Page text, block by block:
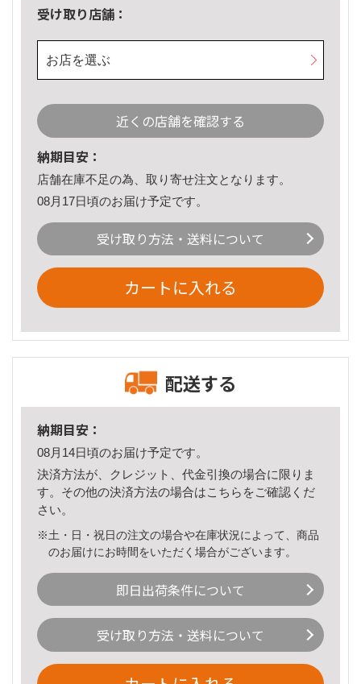
受け取り店舗：
お店を選ぶ
近くの店舗を確認する
納期目安：
店舗在庫不足の為、取り寄せ注文となります。
08月17日頃のお届け予定です。
受け取り方法・送料について
カートに入れる
配送する
納期目安：
08月14日頃のお届け予定です。
決済方法が、クレジット、代金引換の場合に限りま
す。その他の決済方法の場合はこちら をご確認くだ
さい。
※土・日・祝日の注文の場合や在庫状況によって、商品
のお届けにお時間をいただく場合がございます。
即日出荷条件について
受け取り方法・送料について